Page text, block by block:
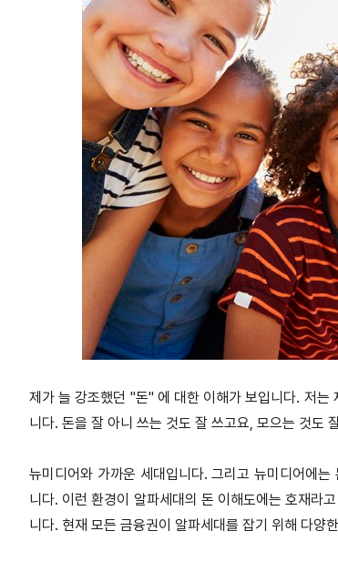
제가 늘 강조했던 "돈" 에 대한 이해가 보입니다. 저
니다. 돈을 잘 아니 쓰는 것도 잘 쓰고요, 모으는 것도
뉴미디어와 가까운 세대입니다. 그리고 뉴미디어에
니다. 이런 환경이 알파세대의 돈 이해도에는 호재라
니다. 현재 모든 금융권이 알파세대를 잡기 위해 다양